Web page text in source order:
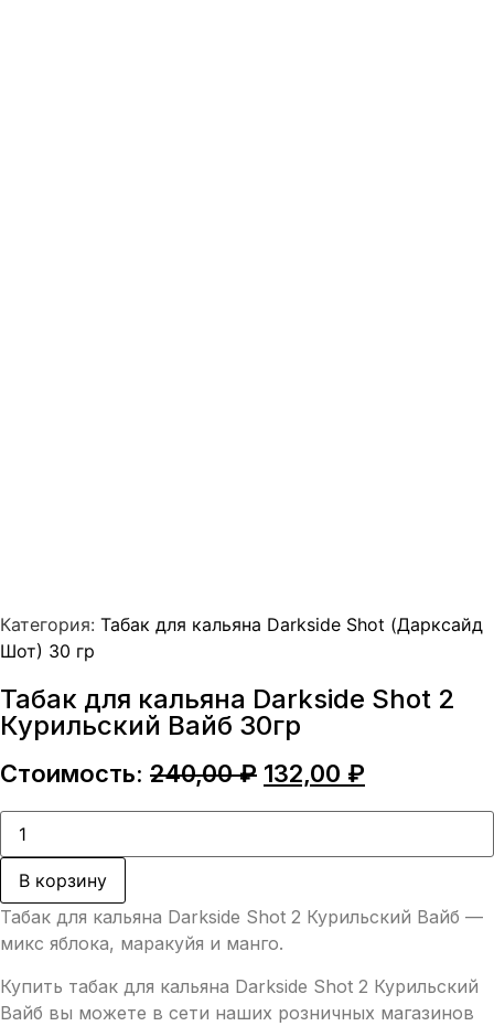
Категория: Табак для кальяна Darkside Shot (Дарксайд
Шот) 30 гр
Табак для кальяна Darkside Shot 2
Курильский Вайб 30гр
Стоимость: 240,00₽ Первоначальная
составляла
132,00 ₽
132,00 ₽.
Количество
товара
Табак
для
кальяна
Darkside
Shot
2
Вайб
30гр
В корзину
Табак для кальяна Darkside Shot 2 Курильский Вайб —
микс яблока, маракуйя и манго.
Купить табак для кальяна Darkside Shot 2 Курильский
Вайб вы можете в сети наших розничных магазинов